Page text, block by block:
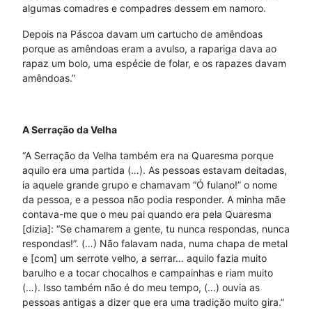
algumas comadres e compadres dessem em namoro.
Depois na Páscoa davam um cartucho de amêndoas
porque as amêndoas eram a avulso, a rapariga dava ao
rapaz um bolo, uma espécie de folar, e os rapazes davam
amêndoas.”
A Serração da Velha
“A Serração da Velha também era na Quaresma porque
aquilo era uma partida (…). As pessoas estavam deitadas,
ia aquele grande grupo e chamavam “Ó fulano!” o nome
da pessoa, e a pessoa não podia responder. A minha mãe
contava-me que o meu pai quando era pela Quaresma
[dizia]: “Se chamarem a gente, tu nunca respondas, nunca
respondas!”. (…) Não falavam nada, numa chapa de metal
e [com] um serrote velho, a serrar… aquilo fazia muito
barulho e a tocar chocalhos e campainhas e riam muito
(…). Isso também não é do meu tempo, (…) ouvia as
pessoas antigas a dizer que era uma tradição muito gira.”